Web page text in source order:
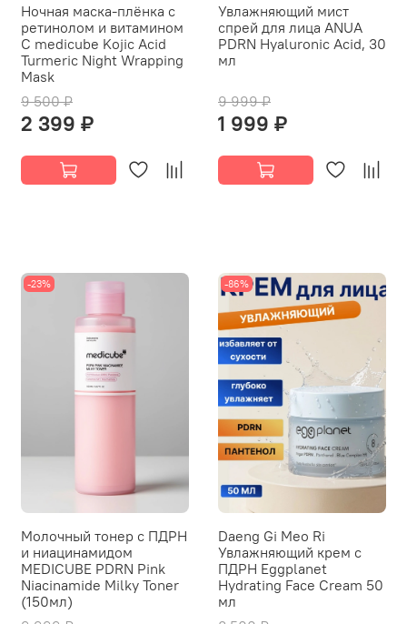
Ночная маска-плёнка с
ретинолом и витамином
С medicube Kojic Acid
Turmeric Night Wrapping
Mask
9 500 ₽
2 399 ₽
Увлажняющий мист
спрей для лица ANUA
PDRN Hyaluronic Acid, 30
мл
9 999 ₽
1 999 ₽
-23%
Молочный тонер с ПДРН
и ниацинамидом
MEDICUBE PDRN Pink
Niacinamide Milky Toner
(150мл)
-86%
Daeng Gi Meo Ri
Увлажняющий крем с
ПДРН Eggplanet
Hydrating Face Cream 50
мл